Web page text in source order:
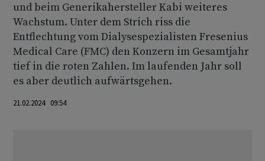
und beim Generikahersteller Kabi weiteres
Wachstum. Unter dem Strich riss die
Entflechtung vom Dialysespezialisten Fresenius
Medical Care (FMC) den Konzern im Gesamtjahr
tief in die roten Zahlen. Im laufenden Jahr soll
es aber deutlich aufwärtsgehen.
21.02.2024 09:54